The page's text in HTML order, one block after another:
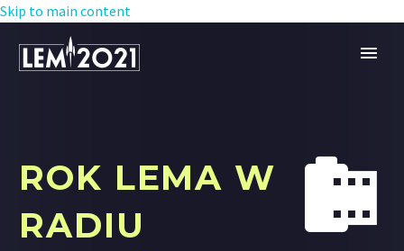
Skip to main content


ROK LEMA W
RADIU